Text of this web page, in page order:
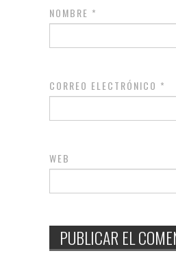
NOMBRE *
CORREO ELECTRÓNICO *
WEB